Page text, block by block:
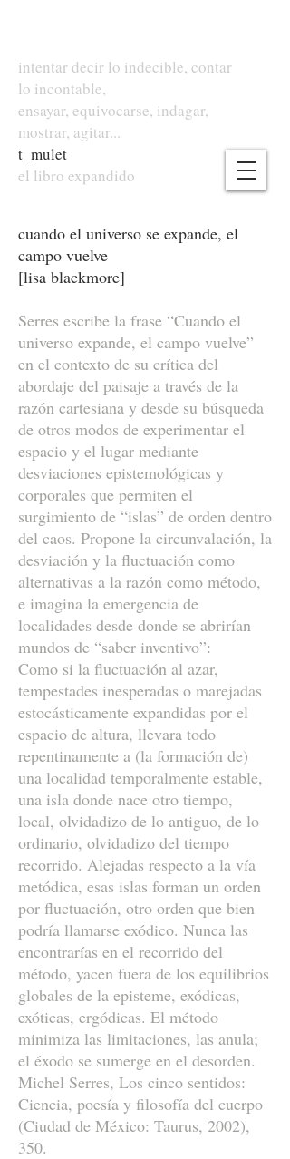
intentar decir lo indecible, contar
lo incontable,
ensayar, equivocarse, indagar,
mostrar, agitar...
t mulet
el libro expandido
cuando el universo se expande, el
campo vuelve
[lisa blackmore]
Serres escribe la frase “Cuando el
universo expande, el campo vuelve”
en el contexto de su crítica del
abordaje del paisaje a través de la
razón cartesiana y desde su búsqueda
de otros modos de experimentar el
espacio y el lugar mediante
desviaciones epistemológicas y
corporales que permiten el
surgimiento de “islas” de orden dentro
del caos. Propone la circunvalación, la
desviación y la fluctuación como
alternativas a la razón como método,
e imagina la emergencia de
localidades desde donde se abrirían
mundos de “saber inventivo”:
Como si la fluctuación al azar,
tempestades inesperadas o marejadas
estocásticamente expandidas por el
espacio de altura, llevara todo
repentinamente a (la formación de)
una localidad temporalmente estable,
una isla donde nace otro tiempo,
local, olvidadizo de lo antiguo, de lo
ordinario, olvidadizo del tiempo
recorrido. Alejadas respecto a la vía
metódica, esas islas forman un orden
por fluctuación, otro orden que bien
podría llamarse exódico. Nunca las
encontrarías en el recorrido del
método, yacen fuera de los equilibrios
globales de la episteme, exódicas,
exóticas, ergódicas. El método
minimiza las limitaciones, las anula;
el éxodo se sumerge en el desorden.
Michel Serres, Los cinco sentidos:
Ciencia, poesía y filosofía del cuerpo
(Ciudad de México: Taurus, 2002),
350.